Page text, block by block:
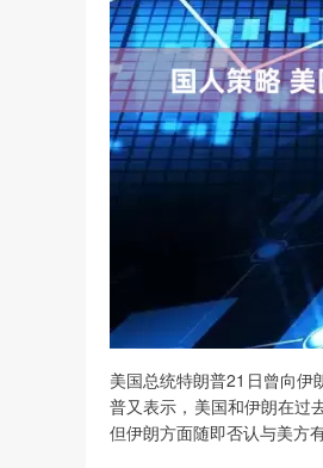
美国总统特朗普21日曾向伊
普又表示，美国和伊朗在过
但伊朗方面随即否认与美方